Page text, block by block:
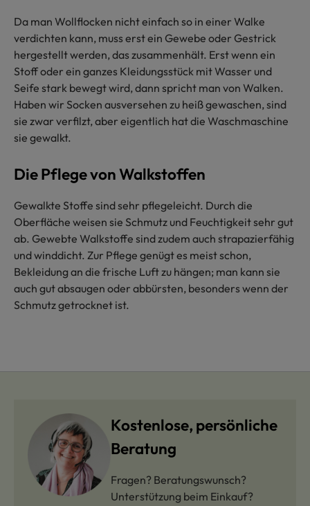
Da man Wollflocken nicht einfach so in einer Walke
verdichten kann, muss erst ein Gewebe oder Gestrick
hergestellt werden, das zusammenhält. Erst wenn ein
Stoff oder ein ganzes Kleidungsstück mit Wasser und
Seife stark bewegt wird, dann spricht man von Walken.
Haben wir Socken ausversehen zu heiß gewaschen, sind
sie zwar verfilzt, aber eigentlich hat die Waschmaschine
sie gewalkt.
Die Pflege von Walkstoffen
Gewalkte Stoffe sind sehr pflegeleicht. Durch die
Oberfläche weisen sie Schmutz und Feuchtigkeit sehr gut
ab. Gewebte Walkstoffe sind zudem auch strapazierfähig
und winddicht. Zur Pflege genügt es meist schon,
Bekleidung an die frische Luft zu hängen; man kann sie
auch gut absaugen oder abbürsten, besonders wenn der
Schmutz getrocknet ist.
Kostenlose, persönliche
Beratung
Fragen? Beratungswunsch?
Unterstützung beim Einkauf?